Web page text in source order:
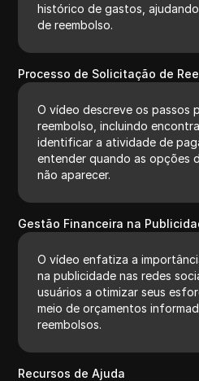
histórico de gastos,
de reembolso.
Processo de Solicitação de
O vídeo descreve os passos
reembolso, incluindo
identificar a atividade de
entender quando as opções
não aparecer.
Gestão Financeira na
O vídeo enfatiza a
na publicidade nas redes
usuários a otimizar seus
meio de orçamentos
reembolsos.
Recursos de Ajuda